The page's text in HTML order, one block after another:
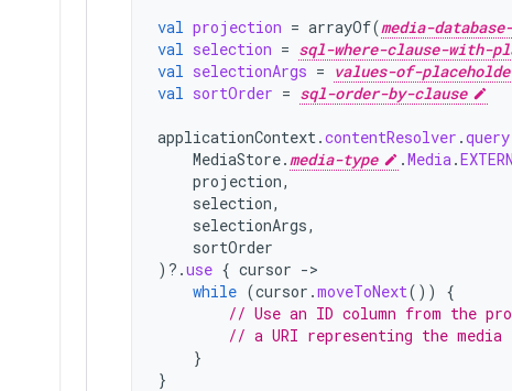
val projection = arrayOf(media-
val selection = sql-where-clause-with-
val selectionArgs = values-of-
val sortOrder = sql-order-by-clause
applicationContext.contentResolver .query
MediaStore.media-type .Media.
projection,
selection,
selectionArgs,
sortOrder
) ?.use { cursor ->
while (cursor .moveToNext())
{
// Use an ID column from the
// a URI representing the
}
}